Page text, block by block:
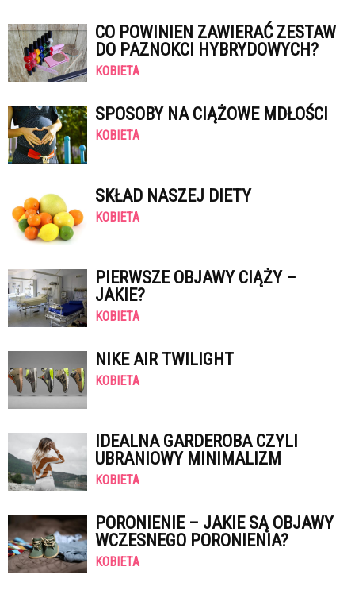
CO POWINIEN ZAWIERAĆ ZESTAW
DO PAZNOKCI HYBRYDOWYCH?
KOBIETA
SPOSOBY NA CIĄŻOWE MDŁOŚCI
KOBIETA
SKŁAD NASZEJ DIETY
KOBIETA
PIERWSZE OBJAWY CIĄŻY –
JAKIE?
KOBIETA
NIKE AIR TWILIGHT
KOBIETA
IDEALNA GARDEROBA CZYLI
UBRANIOWY MINIMALIZM
KOBIETA
PORONIENIE – JAKIE SĄ OBJAWY
WCZESNEGO PORONIENIA?
KOBIETA